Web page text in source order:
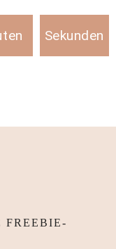
Sekunden
FREEBIE-